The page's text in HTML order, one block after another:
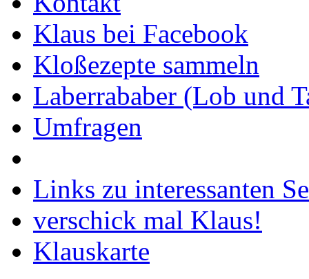
Klaus bei Facebook
Kloßezepte sammeln
Laberrababer (Lob und
Umfragen
Links zu interessanten
verschick mal Klaus!
Klauskarte